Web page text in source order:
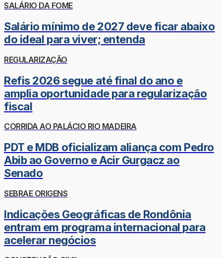
SALÁRIO DA FOME
Salário mínimo de 2027 deve ficar abaixo
do ideal para viver; entenda
REGULARIZAÇÃO
Refis 2026 segue até final do ano e
amplia oportunidade para regularização
fiscal
CORRIDA AO PALÁCIO RIO MADEIRA
PDT e MDB oficializam aliança com Pedro
Abib ao Governo e Acir Gurgacz ao
Senado
SEBRAE ORIGENS
Indicações Geográficas de Rondônia
entram em programa internacional para
acelerar negócios